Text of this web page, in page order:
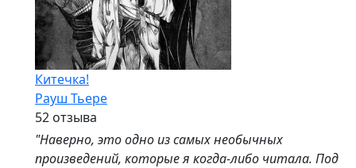
Китечка!
Рауш Тьере
52 отзыва
"Наверно, это одно из самых необычных
произведений, которые я когда-либо читала. Под